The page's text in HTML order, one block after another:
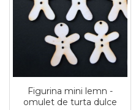
Figurina mini lemn -
omulet de turta dulce